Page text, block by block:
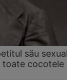
său
toate cocotele